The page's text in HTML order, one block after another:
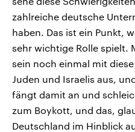
zahlreiche deutsche
haben. Das ist ein Punkt,
sehr wichtige Rolle spielt.
sein noch einmal mit
Juden und Israelis aus,
fängt damit an und
zum Boykott, und das,
Deutschland im Hinblick